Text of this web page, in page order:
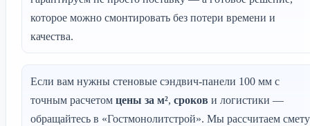
которое можно смонтировать без потери времени и
качества.
Если вам нужны стеновые сэндвич-панели 100 мм с
точным расчетом цены за м², сроков и логистики —
обращайтесь в «Гостмонолитстрой». Мы рассчитаем смету